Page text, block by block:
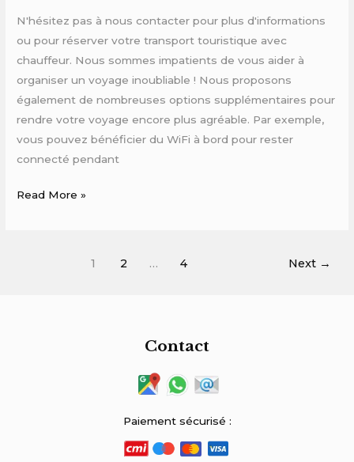
N'hésitez pas à nous contacter pour plus d'informations
ou pour réserver votre transport touristique avec
chauffeur. Nous sommes impatients de vous aider à
organiser un voyage inoubliable ! Nous proposons
également de nombreuses options supplémentaires pour
rendre votre voyage encore plus agréable. Par exemple,
vous pouvez bénéficier du WiFi à bord pour rester
connecté pendant
Read More »
1 2 … 4 Next →
Contact
Paiement sécurisé :